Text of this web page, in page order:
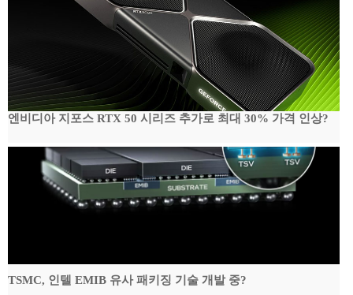
엔비디아 지포스 RTX 50 시리즈 추가로 최대 30% 가격 인상?
TSMC, 인텔 EMIB 유사 패키징 기술 개발 중?